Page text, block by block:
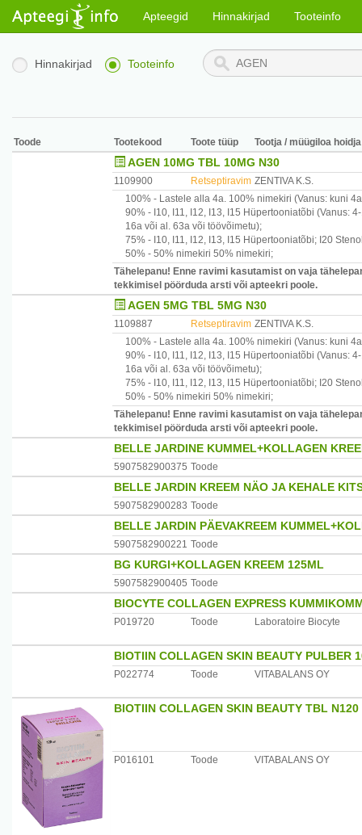
Apteegid Hinnakirjad Tooteinfo
Hinnakirjad Tooteinfo
Toode Tootekood Toote tüüp Tootja / müügiloa hoidja
AGEN 10MG TBL 10MG N30
1109900 Retseptiravim ZENTIVA K.S.
100% - Lastele alla 4a. 100% nimekiri (Vanus: kuni
90% - I10, I11, I12, I13, I15 Hüpertooniatõbi (Vanus:
16a või al. 63a või töövõimetu);
75% - I10, I11, I12, I13, I15 Hüpertooniatõbi; I20
50% - 50% nimekiri 50% nimekiri;
Tähelepanu! Enne ravimi kasutamist on vaja
tekkimisel pöörduda arsti või apteekri poole.
AGEN 5MG TBL 5MG N30
1109887 Retseptiravim ZENTIVA K.S.
100% - Lastele alla 4a. 100% nimekiri (Vanus: kuni
90% - I10, I11, I12, I13, I15 Hüpertooniatõbi (Vanus:
16a või al. 63a või töövõimetu);
75% - I10, I11, I12, I13, I15 Hüpertooniatõbi; I20
50% - 50% nimekiri 50% nimekiri;
Tähelepanu! Enne ravimi kasutamist on vaja
tekkimisel pöörduda arsti või apteekri poole.
BELLE JARDINE KUMMEL+KOLLAGEN
5907582900375 Toode
BELLE JARDIN KREEM NÄO JA KEHALE
5907582900283 Toode
BELLE JARDIN PÄEVAKREEM
5907582900221 Toode
BG KURGI+KOLLAGEN KREEM 125ML
5907582900405 Toode
BIOCYTE COLLAGEN EXPRESS
P019720 Toode Laboratoire Biocyte
BIOTIIN COLLAGEN SKIN BEAUTY PULBER
P022774 Toode VITABALANS OY
BIOTIIN COLLAGEN SKIN BEAUTY TBL N120
P016101 Toode VITABALANS OY